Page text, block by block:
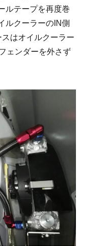
ルテープを再度巻
ルクーラーのIN側
はオイルクーラー
ェンダーを外さず